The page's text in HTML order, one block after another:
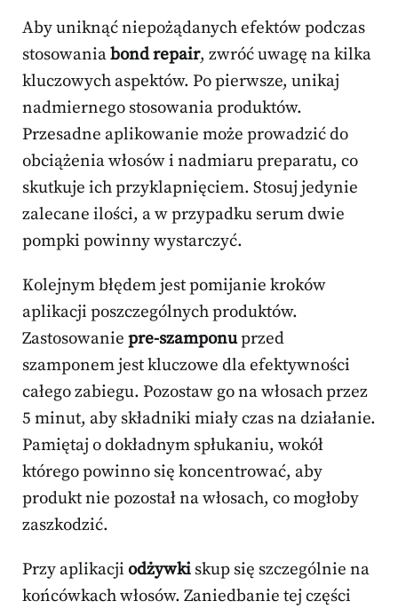
Aby uniknąć niepożądanych efektów podczas
stosowaniabond repair, zwróć uwagę na kilka
kluczowych aspektów. Po pierwsze, unikaj
nadmiernego stosowania produktów.
Przesadne aplikowanie może prowadzić do
obciążenia włosów i nadmiaru preparatu, co
skutkuje ich przyklapnięciem. Stosuj jedynie
zalecane ilości, a w przypadku serum dwie
pompki powinny wystarczyć.
Kolejnym błędem jest pomijanie kroków
aplikacji poszczególnych produktów.
Zastosowanie pre-szamponuprzed
szamponem jest kluczowe dla efektywności
całego zabiegu. Pozostaw go na włosach przez
5 minut, aby składniki miały czas na działanie.
Pamiętaj o dokładnym spłukaniu, wokół
którego powinno się koncentrować, aby
produkt nie pozostał na włosach, co mogłoby
zaszkodzić.
Przy aplikacji odżywki skup się szczególnie na
końcówkach włosów. Zaniedbanie tej części